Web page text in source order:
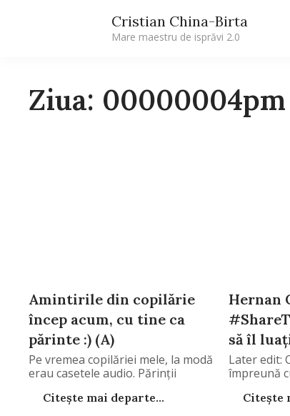
Cristian China-Birta
Mare maestru de isprăvi 2.0
Ziua: 00000004pm
Amintirile din copilărie
încep acum, cu tine ca
părinte :) (A)
Pe vremea copilăriei mele, la modă
erau casetele audio. Părinţii
Citește mai departe...
Hernan
să îl
Later edit:
împreună
Citește